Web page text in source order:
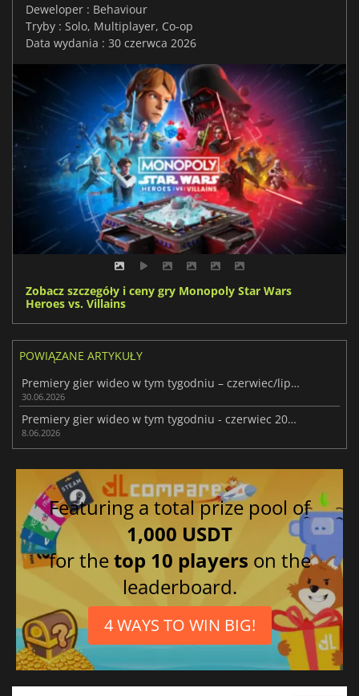
Deweloper : Behaviour
Tryby : Solo, Multiplayer, Co-op
Data wydania : 30 czerwca 2026
Zobacz szczegóły i ceny gry Monopoly Star Wars
Heroes vs. Villains
POWIĄZANE ARTYKUŁY
Premiery gier wideo w tym tygodniu – czerwiec/lipiec 2026 r. (tydzień 27)
30.06.2026
Premiery gier wideo w tym tygodniu - czerwiec 2026 (tydzień 24)
8.06.2026
Featuring a total prize pool of
1,000 USDT
for thetop 10 players on the
leaderboard.
4 WAYS TO WIN BIG!